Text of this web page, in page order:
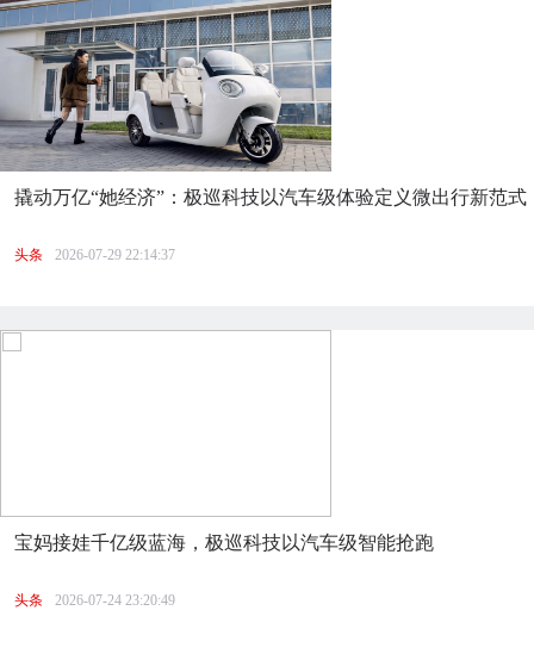
撬动万亿“她经济”：极巡科技以汽车级体验定义微出行新范式
头条 2026-07-29 22:14:37
宝妈接娃千亿级蓝海，极巡科技以汽车级智能抢跑
头条 2026-07-24 23:20:49